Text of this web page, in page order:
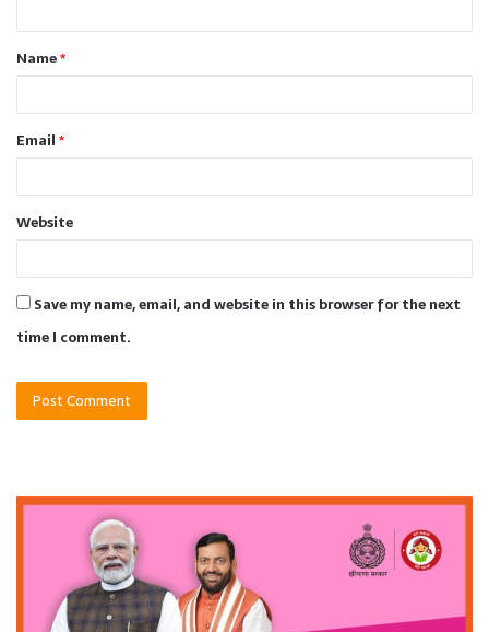
t
*Name*
Email*
Website
Save my name, email, and website in this browser for the next
time I comment.